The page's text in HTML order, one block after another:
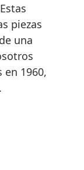
piezas
una
en 1960,